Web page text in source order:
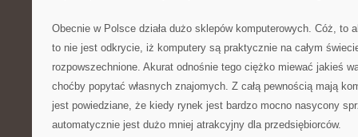
Obecnie w Polsce działa dużo sklepów komputerowych. Cóż, to
to nie jest odkrycie, iż komputery są praktycznie na całym
rozpowszechnione. Akurat odnośnie tego ciężko miewać jakieś
choćby popytać własnych znajomych. Z całą pewnością mają
jest powiedziane, że kiedy rynek jest bardzo mocno nasycony
automatycznie jest dużo mniej atrakcyjny dla przedsiębiorców.